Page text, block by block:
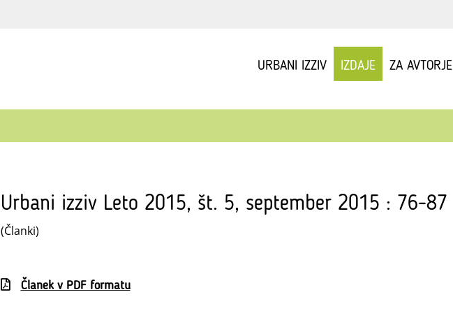
URBANI IZZIV IZDAJE ZA AVTORJE
Urbani izziv Leto 2015, št. 5, september 2015 : 76-87
(Članki)
Članek v PDF formatu